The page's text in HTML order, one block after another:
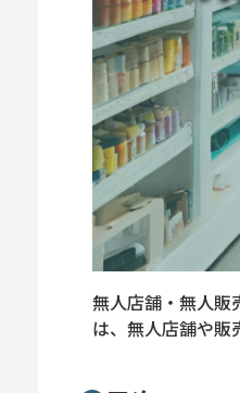
無人店舗・無人販
は、無人店舗や販